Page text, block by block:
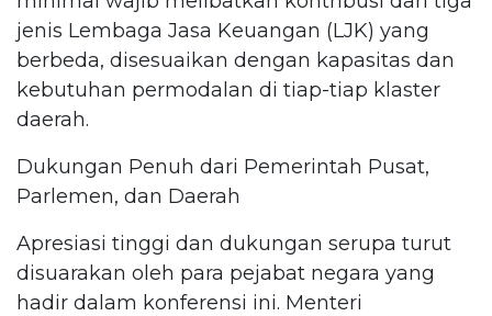
jenis Lembaga Jasa Keuangan (LJK) yang
berbeda, disesuaikan dengan kapasitas dan
kebutuhan permodalan di tiap-tiap klaster
daerah.
Dukungan Penuh dari Pemerintah Pusat,
Parlemen, dan Daerah
Apresiasi tinggi dan dukungan serupa turut
disuarakan oleh para pejabat negara yang
hadir dalam konferensi ini. Menteri